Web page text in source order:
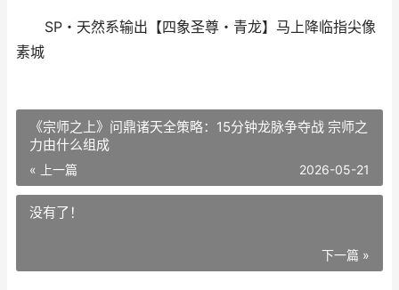
SP・天然系输出【四象圣尊・青龙】马上降临指尖像
素城
《宗师之上》问鼎诸天全策略：15分钟龙脉争夺战 宗师之
力由什么组成
« 上一篇 2026-05-21
没有了！
下一篇 »